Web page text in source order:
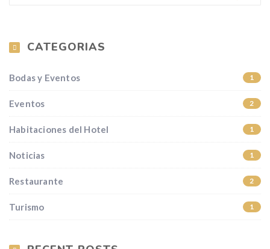
CATEGORIAS
Bodas y Eventos 1
Eventos 2
Habitaciones del Hotel 1
Noticias 1
Restaurante 2
Turismo 1